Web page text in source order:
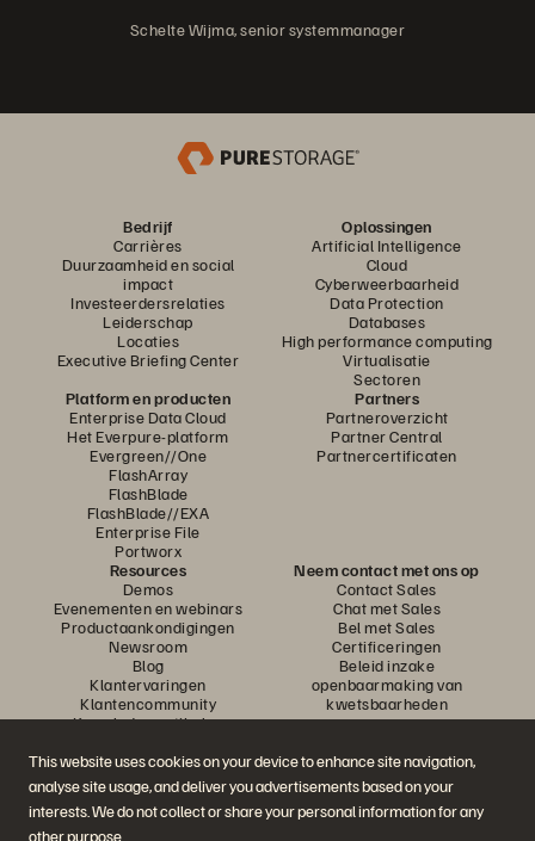
This website uses cookies on your device to enhance site navigation,
analyse site usage, and deliver you advertisements based on your
interests. We do not collect or share your personal information for any
other purpose.
Schelte Wijma, senior systemmanager
Bedrijf
Carrières
Duurzaamheid en social
impact
Investeerdersrelaties
Leiderschap
Locaties
Executive Briefing Center
Oplossingen
Artificial Intelligence
Cloud
Cyberweerbaarheid
Data Protection
Databases
High performance computing
Virtualisatie
Sectoren
Platform en producten
Enterprise Data Cloud
Het Everpure-platform
Evergreen//One
FlashArray
FlashBlade
FlashBlade//EXA
Enterprise File
Portworx
Partners
Partneroverzicht
Partner Central
Partnercertificaten
Resources
Demos
Evenementen en webinars
Productaankondigingen
Newsroom
Blog
Klantervaringen
Klantencommunity
Knowledge-artikelen
Neem contact met ons op
Contact Sales
Chat met Sales
Bel met Sales
Certificeringen
Beleid inzake
openbaarmaking van
kwetsbaarheden
Neem deel aan het gesprek
Volg alle officiële sociale kanalen van Everpure